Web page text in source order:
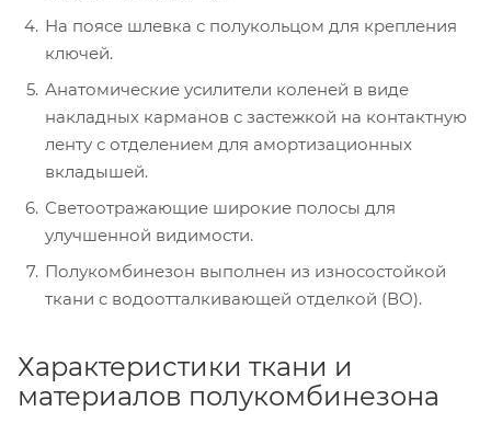
На поясе шлевка с полукольцом для крепления
ключей.
Анатомические усилители коленей в виде
накладных карманов с застежкой на контактную
ленту с отделением для амортизационных
вкладышей.
Светоотражающие широкие полосы для
улучшенной видимости.
Полукомбинезон выполнен из износостойкой
ткани с водоотталкивающей отделкой (ВО).
Характеристики ткани и
материалов полукомбинезона